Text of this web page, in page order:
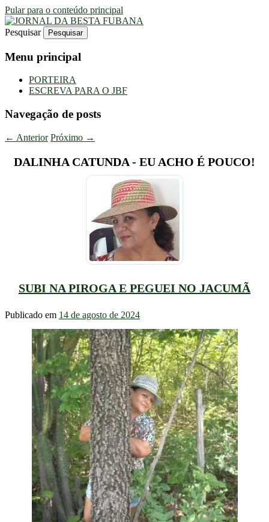
Pular para o conteúdo principal
JORNAL DA BESTA FUBANA
Uma Gazeta Escrota
Pesquisar
Menu principal
PORTEIRA
ESCREVA PARA O JBF
Navegação de posts
← Anterior Próximo →
DALINHA CATUNDA - EU ACHO É POUCO!
SUBI NA PIROGA E PEGUEI NO JACUMÃ
Publicado em 14 de agosto de 2024